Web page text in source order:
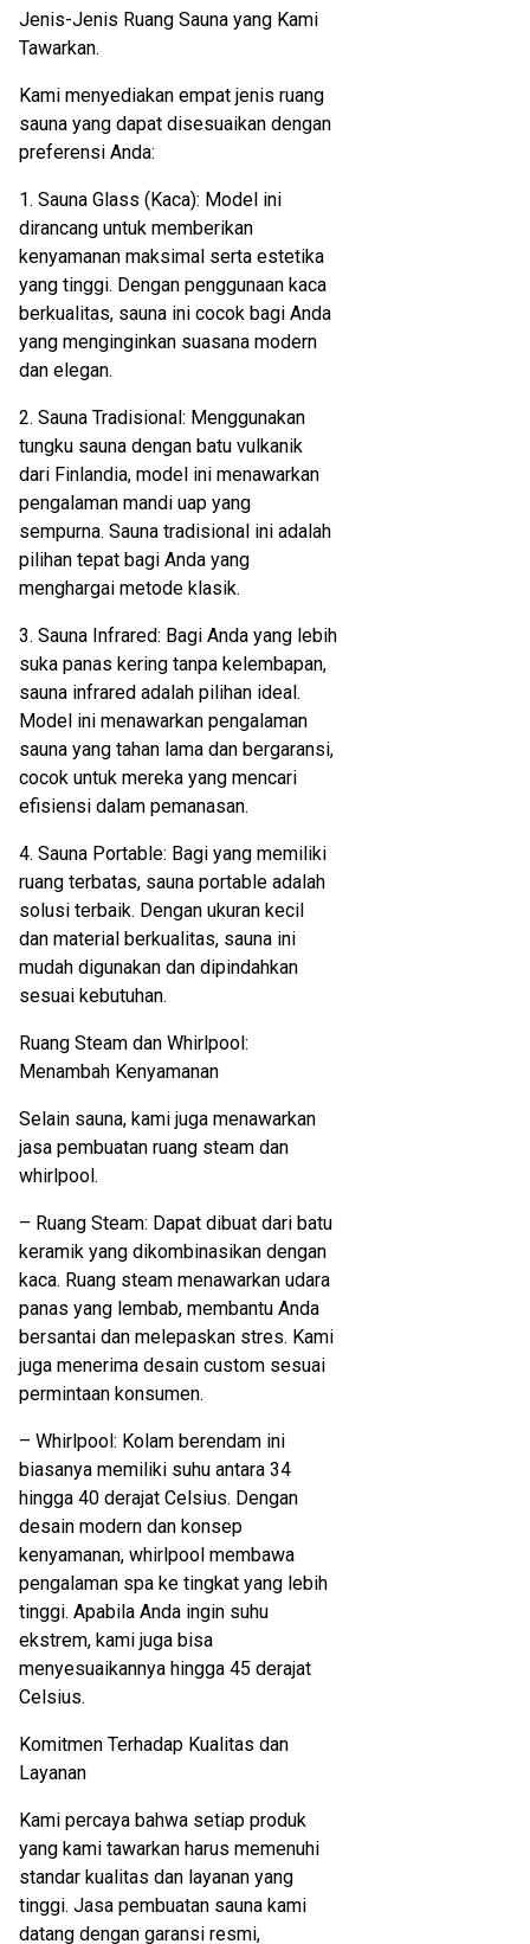
Jenis-Jenis Ruang Sauna yang Kami
Tawarkan.
Kami menyediakan empat jenis ruang
sauna yang dapat disesuaikan dengan
preferensi Anda:
1. Sauna Glass (Kaca): Model ini
dirancang untuk memberikan
kenyamanan maksimal serta estetika
yang tinggi. Dengan penggunaan kaca
berkualitas, sauna ini cocok bagi Anda
yang menginginkan suasana modern
dan elegan.
2. Sauna Tradisional: Menggunakan
tungku sauna dengan batu vulkanik
dari Finlandia, model ini menawarkan
pengalaman mandi uap yang
sempurna. Sauna tradisional ini adalah
pilihan tepat bagi Anda yang
menghargai metode klasik.
3. Sauna Infrared: Bagi Anda yang lebih
suka panas kering tanpa kelembapan,
sauna infrared adalah pilihan ideal.
Model ini menawarkan pengalaman
sauna yang tahan lama dan bergaransi,
cocok untuk mereka yang mencari
efisiensi dalam pemanasan.
4. Sauna Portable: Bagi yang memiliki
ruang terbatas, sauna portable adalah
solusi terbaik. Dengan ukuran kecil
dan material berkualitas, sauna ini
mudah digunakan dan dipindahkan
sesuai kebutuhan.
Ruang Steam dan Whirlpool:
Menambah Kenyamanan
Selain sauna, kami juga menawarkan
jasa pembuatan ruang steam dan
whirlpool.
– Ruang Steam: Dapat dibuat dari batu
keramik yang dikombinasikan dengan
kaca. Ruang steam menawarkan udara
panas yang lembab, membantu Anda
bersantai dan melepaskan stres. Kami
juga menerima desain custom sesuai
permintaan konsumen.
– Whirlpool: Kolam berendam ini
biasanya memiliki suhu antara 34
hingga 40 derajat Celsius. Dengan
desain modern dan konsep
kenyamanan, whirlpool membawa
pengalaman spa ke tingkat yang lebih
tinggi. Apabila Anda ingin suhu
ekstrem, kami juga bisa
menyesuaikannya hingga 45 derajat
Celsius.
Komitmen Terhadap Kualitas dan
Layanan
Kami percaya bahwa setiap produk
yang kami tawarkan harus memenuhi
standar kualitas dan layanan yang
tinggi. Jasa pembuatan sauna kami
datang dengan garansi resmi,